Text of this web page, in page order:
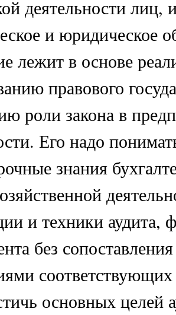
деятельности
и юридическое
лежит в основе
правового
роли закона в
Его надо
знания
и техники аудита,
без
основных целей